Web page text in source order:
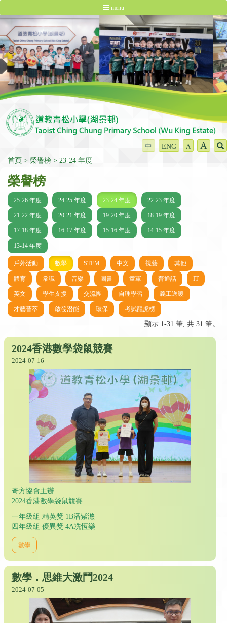
menu
中 ENG A A
首頁 榮譽榜 23-24 年度
榮譽榜
25-26 年度 24-25 年度 23-24 年度 22-23 年度
21-22 年度 20-21 年度 19-20 年度 18-19 年度
17-18 年度 16-17 年度 15-16 年度 14-15 年度
13-14 年度
戶外活動 數學 STEM 中文 視藝 其他
體育 常識 音樂 圖書 童軍 普通話 IT
英文 學生支援 交流團 自理學習 義工送暖
才藝薈萃 啟發潛能 環保 考試龍虎榜
顯示 1-31 筆, 共 31 筆。
2024香港數學袋鼠競賽
2024-07-16
奇方協會主辦
2024香港數學袋鼠競賽
一年級組 精英獎 1B潘紫滺
四年級組 優異獎 4A冼恆樂
數學
數學．思維大激鬥2024
2024-07-05